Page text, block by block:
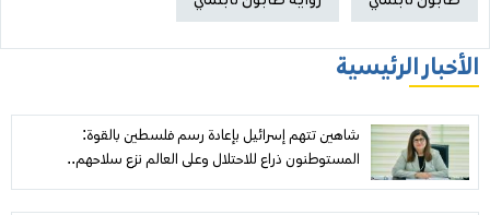
الأخبار الرئيسية
شاهين تتهم إسرائيل بإعادة رسم فلسطين بالقوة:
المستوطنون ذراع للاحتلال وعلى العالم نزع سلاحهم..